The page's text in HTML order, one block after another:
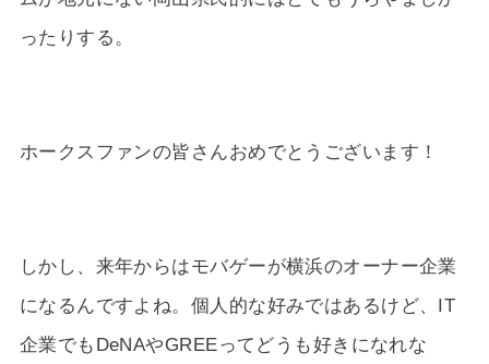
ったりする。
ホークスファンの皆さんおめでとうございます！
しかし、来年からはモバゲーが横浜のオーナー企業
になるんですよね。個人的な好みではあるけど、IT
企業でもDeNAやGREEってどうも好きになれな